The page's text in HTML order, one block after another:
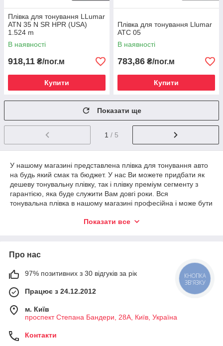
Плівка для тонування LLumar
ATN 35 N SR HPR (USA)
1.524 m
В наявності
918,11 ₴/пог.м
Купити
Плівка для тонування Llumar
ATC 05
В наявності
783,86 ₴/пог.м
Купити
Показати ще
1 / 5
У нашому магазині представлена плівка для тонування авто
на будь який смак та бюджет. У нас Ви можете придбати як
дешеву тонувальну плівку, так і плівку преміум сегменту з
гарантією, яка буде служити Вам довгі роки. Вся
тонувальна плівка в нашому магазині професійна і може бути
Для наших постійних клієнтів, ми пропонуємо купити
так і в роздріб, ви можете купити тонування на одне скло.
Показати все
Про нас
97% позитивних з 30 відгуків за рік
Працює з 24.12.2012
м. Київ
проспект Степана Бандери, 28А, Київ, Україна
Контакти
КНОПКА
ЗВ'ЯЗКУ